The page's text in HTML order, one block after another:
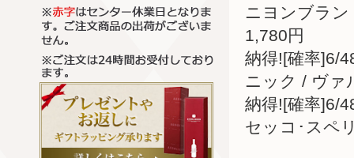
ニヨンブラン
1,780円
納得![確率]6/
ニック / ヴァ
納得![確率]6/
セッコ･スペ